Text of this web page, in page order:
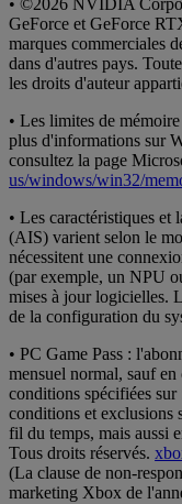
• ©2026 NVIDIA
GeForce et GeForce
marques commerciales
dans d'autres pays.
les droits d'auteur
• Les limites de
plus d'informations sur
consultez la page
us/windows/win32/
• Les caractéristiques
(AIS) varient selon le
nécessitent une
(par exemple, un NPU
mises à jour logicielles.
de la configuration du
• PC Game Pass :
mensuel normal, sauf
conditions spécifiées sur
conditions et exclusions
fil du temps, mais aussi
Tous droits réservés.
(La clause de non-
marketing Xbox de